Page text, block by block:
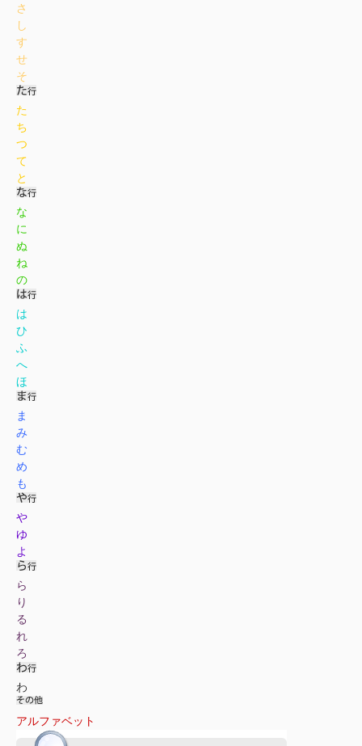
さ
し
す
せ
そ
た
ち
つ
て
と
な
に
ぬ
ね
の
は
ひ
ふ
へ
ほ
ま
み
む
め
も
や
ゆ
よ
ら
り
る
れ
ろ
わ
アルファベット